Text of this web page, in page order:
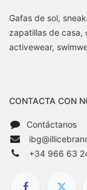
Gafas de sol,
zapatillas de casa,
activewear,
CONTACTA CON
Contáctanos
+34 966 63